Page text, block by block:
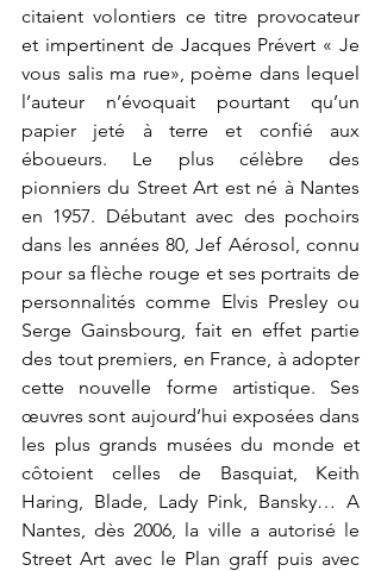
citaient volontiers ce titre provocateur
et impertinent de Jacques Prévert « Je
vous salis ma rue», poème dans lequel
l’auteur n’évoquait pourtant qu’un
papier jeté à terre et confié aux
éboueurs. Le plus célèbre des
pionniers du Street Art est né à Nantes
en 1957. Débutant avec des pochoirs
dans les années 80, Jef Aérosol, connu
pour sa flèche rouge et ses portraits de
personnalités comme Elvis Presley ou
Serge Gainsbourg, fait en effet partie
des tout premiers, en France, à adopter
cette nouvelle forme artistique. Ses
œuvres sont aujourd’hui exposées dans
les plus grands musées du monde et
côtoient celles de Basquiat, Keith
Haring, Blade, Lady Pink, Bansky… A
Nantes, dès 2006, la ville a autorisé le
Street Art avec le Plan graff puis avec